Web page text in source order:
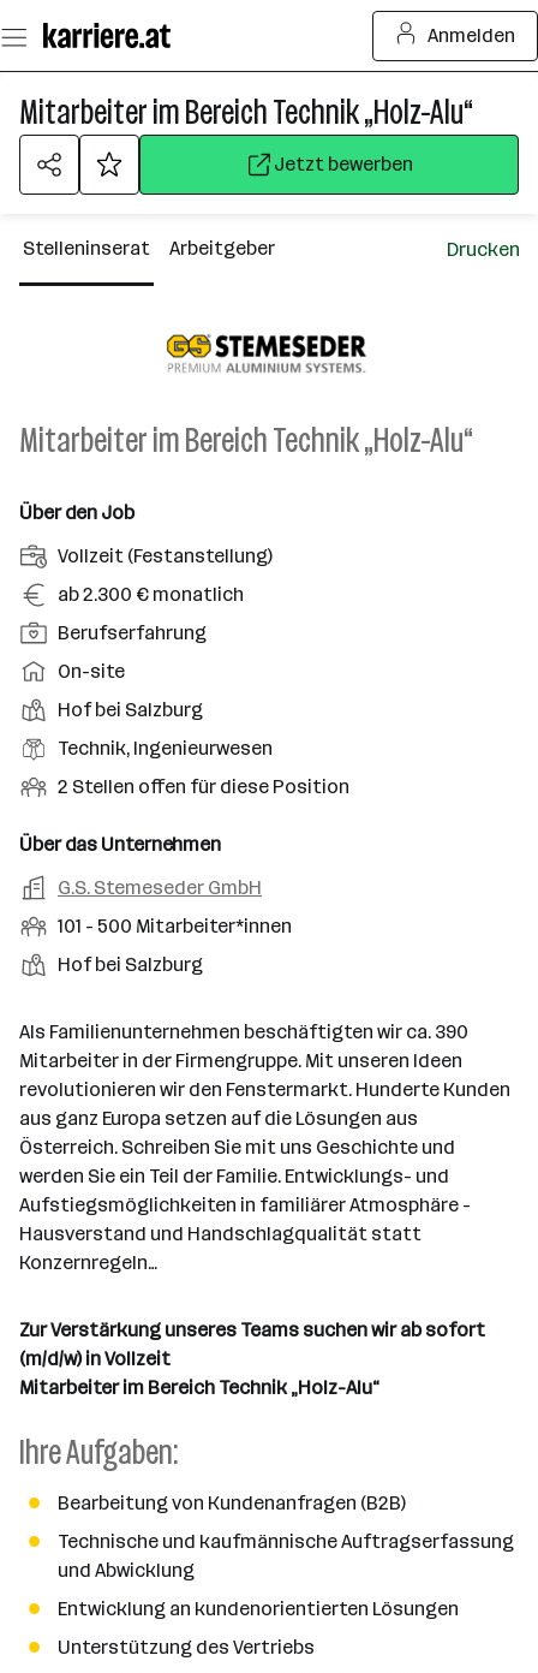
Seiteninhalt
springen
Anmelden
Mitarbeiter im Bereich Technik „Holz-Alu“
Jetzt bewerben
Stelleninserat Arbeitgeber Drucken
Mitarbeiter im Bereich Technik „Holz-Alu“
Über den Job
A
n
t
e
l
u
n
s
r
t
Vollzeit (Festanstellung)
G
e
h
a
l
t
ab 2.300 € monatlich
P
o
i
t
i
n
e
b
n
Berufserfahrung
A
r
b
e
i
s
m
o
d
e
On-site
D
i
n
t
o
t
Hof bei Salzburg
B
e
u
s
f
l
e
r
Technik, Ingenieurwesen
O
f
n
e
S
l
l
e
n
2 Stellen offen für diese Position
Über das Unternehmen
A
r
e
t
g
e
b
e
r
G.S. Stemeseder GmbH
M
i
t
r
b
e
i
t
e
r
*
i
n
e
n
n
a
101 - 500 Mitarbeiter*innen
S
a
n
d
o
r
t
e
Hof bei Salzburg
Als Familienunternehmen beschäftigten wir ca. 390
Mitarbeiter in der Firmengruppe. Mit unseren Ideen
revolutionieren wir den Fenstermarkt. Hunderte Kunden
aus ganz Europa setzen auf die Lösungen aus
Österreich. Schreiben Sie mit uns Geschichte und
werden Sie ein Teil der Familie. Entwicklungs- und
Aufstiegsmöglichkeiten in familiärer Atmosphäre -
Hausverstand und Handschlagqualität statt
Konzernregeln…
Zur Verstärkung unseres Teams suchen wir ab sofort
(m/d/w) in Vollzeit
Mitarbeiter im Bereich Technik „Holz-Alu“
Ihre Aufgaben:
Bearbeitung von Kundenanfragen (B2B)
Technische und kaufmännische Auftragserfassung
und Abwicklung
Entwicklung an kundenorientierten Lösungen
Unterstützung des Vertriebs